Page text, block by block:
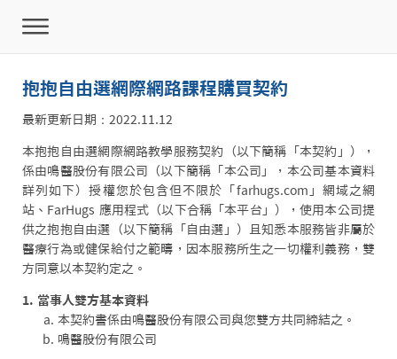
抱抱自由選網際網路課程購買契約
最新更新日期：2022.11.12
本抱抱自由選網際網路教學服務契約（以下簡稱「本契約」），
係由鳴醫股份有限公司（以下簡稱「本公司」，本公司基本資料
詳列如下）授權您於包含但不限於「farhugs.com」網域之網
站、FarHugs 應用程式（以下合稱「本平台」），使用本公司提
供之抱抱自由選（以下簡稱「自由選」）且知悉本服務皆非屬於
醫療行為或健保給付之範疇，因本服務所生之一切權利義務，雙
方同意以本契約定之。
1. 當事人雙方基本資料
本契約書係由鳴醫股份有限公司與您雙方共同締結之。
鳴醫股份有限公司